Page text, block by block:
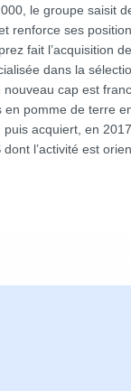
le groupe saisit
renforce ses
fait l’acquisition
dans la
cap est
en pomme de terre
acquiert, en
dont l’activité est